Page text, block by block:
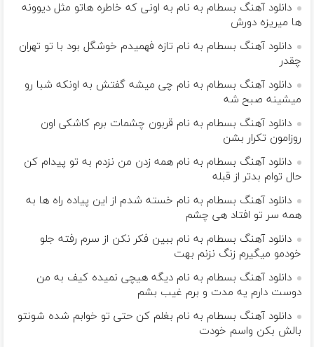
دانلود آهنگ بسطام به نام به اونی که خاطره هاتو مثل دیوونه
ها میریزه دورش
دانلود آهنگ بسطام به نام تازه فهمیدم خوشگل بود با تو تهران
چقدر
دانلود آهنگ بسطام به نام چی میشه گفتش به اونکه شبا رو
میشینه صبح شه
دانلود آهنگ بسطام به نام قربون چشمات برم کاشکی اون
روزامون تکرار بشن
دانلود آهنگ بسطام به نام همه زدن من نزدم به تو پیدام کن
حال توام بدتر از قبله
دانلود آهنگ بسطام به نام خسته شدم از این پیاده راه ها به
همه سر تو افتاد هی چشم
دانلود آهنگ بسطام به نام ببین فکر نکن از سرم رفته جلو
خودمو میگیرم زنگ نزنم بهت
دانلود آهنگ بسطام به نام دیگه هیچی نمیده کیف به من
دوست دارم یه مدت و برم غیب بشم
دانلود آهنگ بسطام به نام بغلم کن حتی تو خوابم شده شونتو
بالش بکن واسم خودت